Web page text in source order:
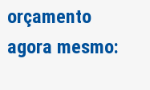
orçamento
agora mesmo: